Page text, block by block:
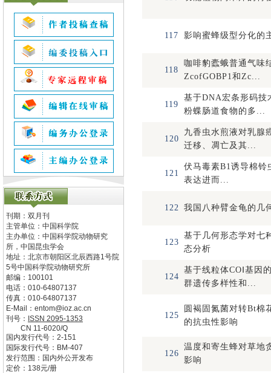
刊期：双月刊
主管单位： 中国科学院
主办单位： 中国科学院动物研究
所，中国昆虫学会
地址： 北京市朝阳区北辰西路1号院
5号中国科学院动物研究所
邮编： 100101
电话： 010-64807137
传真： 010-64807137
E-Mail： entom@ioz.ac.cn
刊号： ISSN 2095-1353
CN 11-6020/Q
国内发行代号： 2-151
国际发行代号： BM-407
发行范围：国内外公开发布
定价： 138元/册
117 影响蜜蜂级型分化的
118
咖啡豹蠹蛾普通气味
ZcofGOBP1和Zc...
119
基于DNA宏条形码技
粉蝶肠道食物的多...
120
九香虫水煎液对乳腺
迁移、凋亡及其...
121
伏马毒素B1诱导棉铃
表达进而...
122 我国八种臂金龟的几
123
基于几何形态学对七
态分析
124
基于线粒体COⅠ基因
群遗传多样性和...
125
圆褐固氮菌对转Bt棉
的抗虫性影响
126
温度和寄生蜂对草地
影响